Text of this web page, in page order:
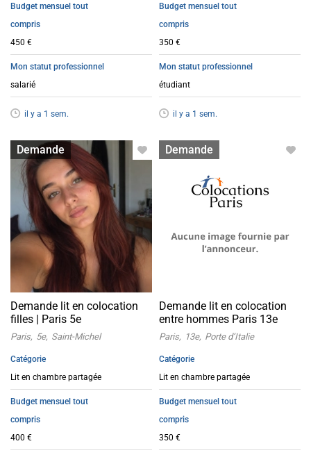
Budget mensuel tout
compris
450 €
Mon statut professionnel
salarié
il y a 1 sem.
Budget mensuel tout
compris
350 €
Mon statut professionnel
étudiant
il y a 1 sem.
Demande
Lit en colocation
Demande lit en colocation
filles | Paris 5e
Paris 5e Saint-Michel
Catégorie
Lit en chambre partagée
Budget mensuel tout
compris
400 €
Demande
Lit en colocation
Demande lit en colocation
entre hommes Paris 13e
Paris 13e Porte d’Italie
Catégorie
Lit en chambre partagée
Budget mensuel tout
compris
350 €